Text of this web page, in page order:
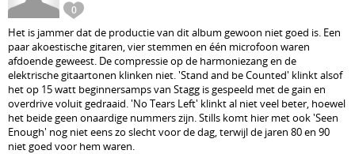
0
Het is jammer dat de productie van dit album gewoon niet goed is. Een
paar akoestische gitaren, vier stemmen en één microfoon waren
afdoende geweest. De compressie op de harmoniezang en de
elektrische gitaartonen klinken niet. 'Stand and be Counted' klinkt alsof
het op 15 watt beginnersamps van Stagg is gespeeld met de gain en
overdrive voluit gedraaid. 'No Tears Left' klinkt al niet veel beter, hoewel
het beide geen onaardige nummers zijn. Stills komt hier met ook 'Seen
Enough' nog niet eens zo slecht voor de dag, terwijl de jaren 80 en 90
niet goed voor hem waren.